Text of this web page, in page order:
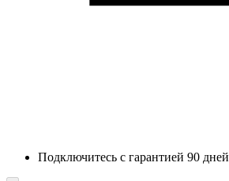
Подключитесь с гарантией 90 дней